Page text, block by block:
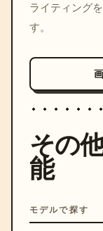
ライティング
す。
その
能
モデルで探す